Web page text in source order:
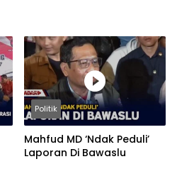
Politik
Mahfud MD ‘Ndak Peduli’
Laporan Di Bawaslu